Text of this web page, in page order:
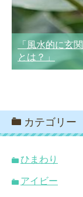
「風水的に玄
とは？」
カテゴリー
ひまわり
アイビー